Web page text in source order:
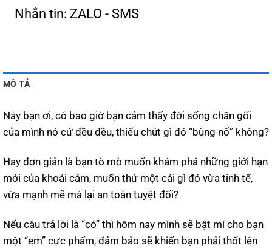
Nhắn tin: ZALO - SMS
MÔ TẢ
Này bạn ơi, có bao giờ bạn cảm thấy đời sống chăn gối
của mình nó cứ đều đều, thiếu chút gì đó “bùng nổ” không?
Hay đơn giản là bạn tò mò muốn khám phá những giới hạn
mới của khoái cảm, muốn thử một cái gì đó vừa tinh tế,
vừa mạnh mẽ mà lại an toàn tuyệt đối?
Nếu câu trả lời là “có” thì hôm nay mình sẽ bật mí cho bạn
một “em” cực phẩm, đảm bảo sẽ khiến bạn phải thốt lên